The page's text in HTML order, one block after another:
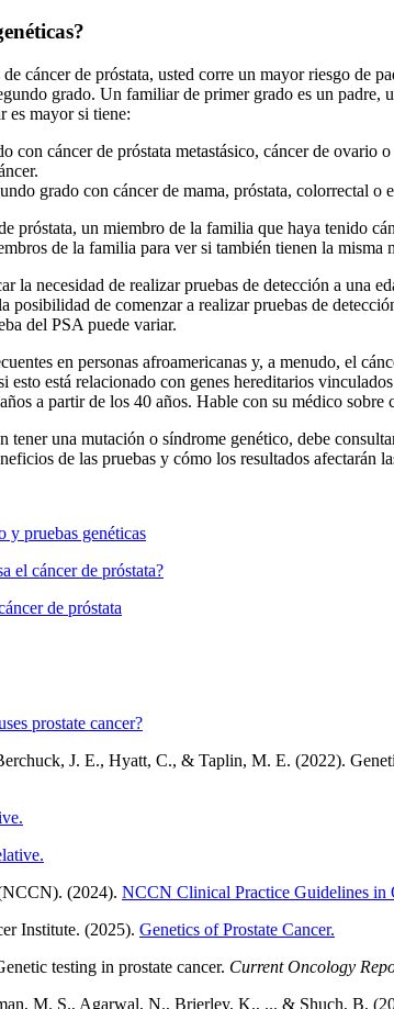
cáncer de próstata, usted corre un mayor riesgo de
grado. Un familiar de primer grado es un
es mayor si tiene:
con cáncer de próstata metastásico, cáncer de ovario
grado con cáncer de mama, próstata, colorrectal o
próstata, un miembro de la familia que haya tenido
de la familia para ver si también tienen la
la necesidad de realizar pruebas de detección a una
de comenzar a realizar pruebas de
del PSA puede variar.
en personas afroamericanas y, a menudo, el
esto está relacionado con genes hereditarios
a partir de los 40 años. Hable con su médico
tener una mutación o síndrome genético, debe
de las pruebas y cómo los resultados afectarán
y pruebas genéticas
el cáncer de próstata?
de próstata
prostate cancer?
J. E., Hyatt, C., & Taplin, M. E. (2022).
(2024). NCCN Clinical Practice Guidelines in
Institute. (2025). Genetics of Prostate Cancer.
testing in prostate cancer. Current Oncology
M. S., Agarwal, N., Brierley, K., ... & Shuch, B.